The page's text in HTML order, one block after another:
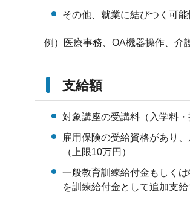
その他、就業に結びつく可
例）医療事務、OA機器操作、介
支給額
対象講座の受講料（入学料
雇用保険の受給資格があり
（上限10万円）
一般教育訓練給付金もしく
を訓練給付金として追加支給